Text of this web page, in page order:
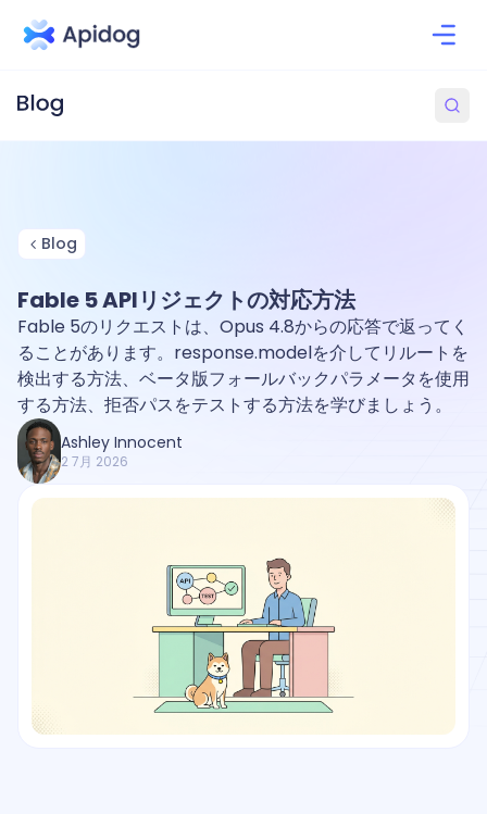
Blog
Fable 5 APIリジェクトの対応方法
Fable 5のリクエストは、Opus 4.8からの応答で返ってく
ることがあります。response.modelを介してリルートを
検出する方法、ベータ版フォールバックパラメータを使用
する方法、拒否パスをテストする方法を学びましょう。
Ashley Innocent
2 7月 2026